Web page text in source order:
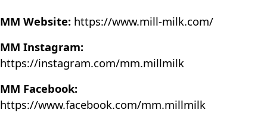
MM Website: https://www.mill-milk.com/
MM Instagram:
https://instagram.com/mm.millmilk
MM Facebook:
https://www.facebook.com/mm.millmilk